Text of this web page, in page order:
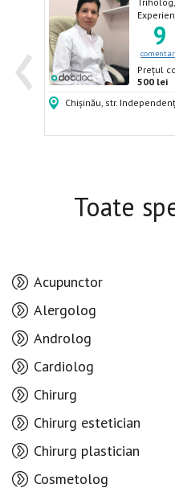
‹
-
9
Prețul
500 lei
Chișinău, str.
Toate
Acupunctor
Alergolog
Androlog
Cardiolog
Chirurg
Chirurg estetician
Chirurg plastician
Cosmetolog